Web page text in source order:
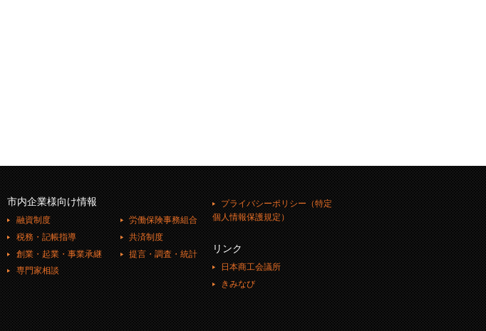
市内企業様向け情報
融資制度
税務・記帳指導
創業・起業・事業承継
専門家相談
労働保険事務組合
共済制度
提言・調査・統計
プライバシーポリシー（特定
個人情報保護規定）
リンク
日本商工会議所
きみなび